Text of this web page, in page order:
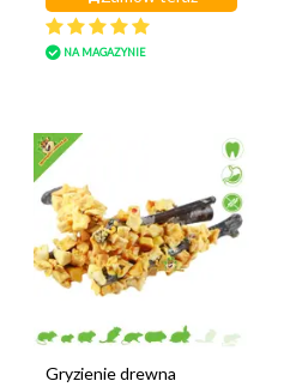
NA MAGAZYNIE
Gryzienie drewna